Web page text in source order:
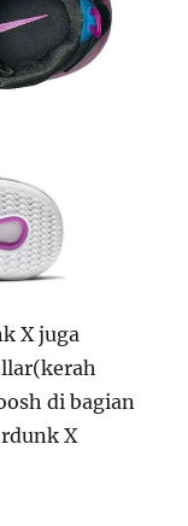
X juga
di bagian
X